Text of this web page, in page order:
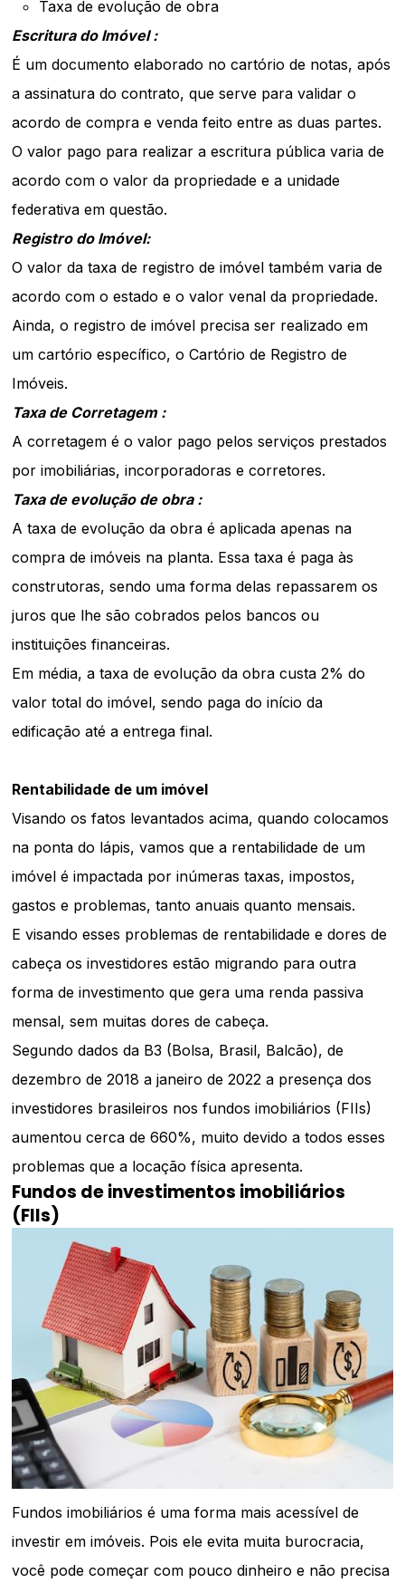
Taxa de evolução de obra
Escritura do Imóvel :
É um documento elaborado no cartório de notas, após
a assinatura do contrato, que serve para validar o
acordo de compra e venda feito entre as duas partes.
O valor pago para realizar a escritura pública varia de
acordo com o valor da propriedade e a unidade
federativa em questão.
Registro do Imóvel:
O valor da taxa de registro de imóvel também varia de
acordo com o estado e o valor venal da propriedade.
Ainda, o registro de imóvel precisa ser realizado em
um cartório específico, o Cartório de Registro de
Imóveis.
Taxa de Corretagem :
A corretagem é o valor pago pelos serviços prestados
por imobiliárias, incorporadoras e corretores.
Taxa de evolução de obra :
A taxa de evolução da obra é aplicada apenas na
compra de imóveis na planta. Essa taxa é paga às
construtoras, sendo uma forma delas repassarem os
juros que lhe são cobrados pelos bancos ou
instituições financeiras.
Em média, a taxa de evolução da obra custa 2% do
valor total do imóvel, sendo paga do início da
edificação até a entrega final.
Rentabilidade de um imóvel
Visando os fatos levantados acima, quando colocamos
na ponta do lápis, vamos que a rentabilidade de um
imóvel é impactada por inúmeras taxas, impostos,
gastos e problemas, tanto anuais quanto mensais.
E visando esses problemas de rentabilidade e dores de
cabeça os investidores estão migrando para outra
forma de investimento que gera uma renda passiva
mensal, sem muitas dores de cabeça.
Segundo dados da B3 (Bolsa, Brasil, Balcão), de
dezembro de 2018 a janeiro de 2022 a presença dos
investidores brasileiros nos fundos imobiliários (FIIs)
aumentou cerca de 660%, muito devido a todos esses
problemas que a locação física apresenta.
Fundos de investimentos imobiliários
(FIIs)
Fundos imobiliários é uma forma mais acessível de
investir em imóveis. Pois ele evita muita burocracia,
você pode começar com pouco dinheiro e não precisa